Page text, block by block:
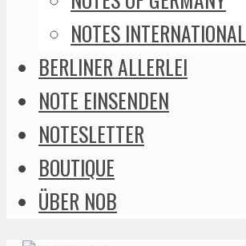
NOTES INTERNATIONAL
BERLINER ALLERLEI
NOTE EINSENDEN
NOTESLETTER
BOUTIQUE
ÜBER NOB